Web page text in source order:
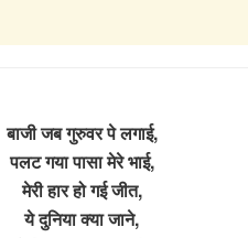
बाजी जब गुरुवर पे लगाई,
पलट गया पासा मेरे भाई,
मेरी हार हो गई जीत,
ये दुनिया क्या जाने,